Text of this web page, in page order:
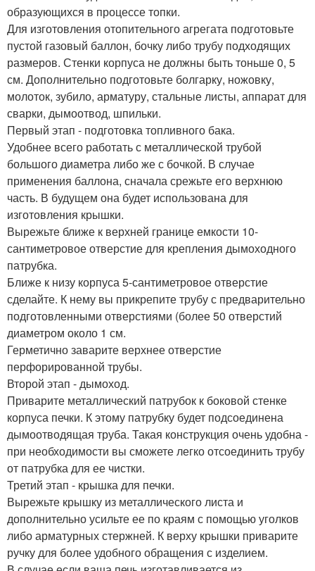
образующихся в процессе топки.
Для изготовления отопительного агрегата подготовьте
пустой газовый баллон, бочку либо трубу подходящих
размеров. Стенки корпуса не должны быть тоньше 0, 5
см. Дополнительно подготовьте болгарку, ножовку,
молоток, зубило, арматуру, стальные листы, аппарат для
сварки, дымоотвод, шпильки.
Первый этап - подготовка топливного бака.
Удобнее всего работать с металлической трубой
большого диаметра либо же с бочкой. В случае
применения баллона, сначала срежьте его верхнюю
часть. В будущем она будет использована для
изготовления крышки.
Вырежьте ближе к верхней границе емкости 10-
сантиметровое отверстие для крепления дымоходного
патрубка.
Ближе к низу корпуса 5-сантиметровое отверстие
сделайте. К нему вы прикрепите трубу с предварительно
подготовленными отверстиями (более 50 отверстий
диаметром около 1 см.
Герметично заварите верхнее отверстие
перфорированной трубы.
Второй этап - дымоход.
Приварите металлический патрубок к боковой стенке
корпуса печки. К этому патрубку будет подсоединена
дымоотводящая труба. Такая конструкция очень удобна -
при необходимости вы сможете легко отсоединить трубу
от патрубка для ее чистки.
Третий этап - крышка для печки.
Вырежьте крышку из металлического листа и
дополнительно усильте ее по краям с помощью уголков
либо арматурных стержней. К верху крышки приварите
ручку для более удобного обращения с изделием.